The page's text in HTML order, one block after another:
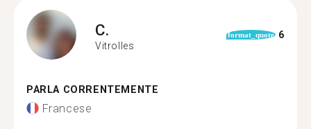
C.
Vitrolles
format_quote 6
PARLA CORRENTEMENTE
Francese